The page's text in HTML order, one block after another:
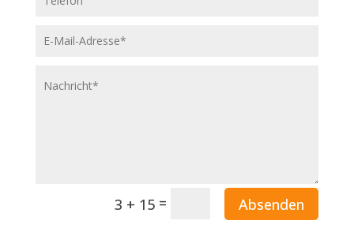
3 + 15 = Absenden